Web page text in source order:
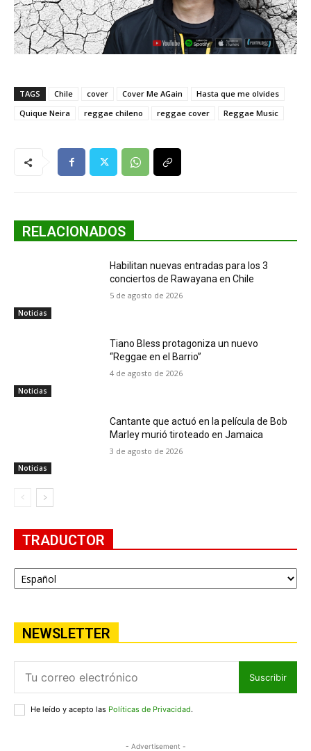
TAGS Chile cover Cover Me AGain
Hasta que me olvides
Quique Neira
reggae chileno reggae cover Reggae Music
RELACIONADOS
Noticias
Habilitan nuevas entradas para los 3
conciertos de Rawayana en Chile
5 de agosto de 2026
Noticias
Tiano Bless protagoniza un nuevo
“Reggae en el Barrio”
4 de agosto de 2026
Noticias
Cantante que actuó en la película de Bob
Marley murió tiroteado en Jamaica
3 de agosto de 2026
TRADUCTOR
NEWSLETTER
Suscribir
He leído y acepto las Políticas de Privacidad.
- Advertisement -